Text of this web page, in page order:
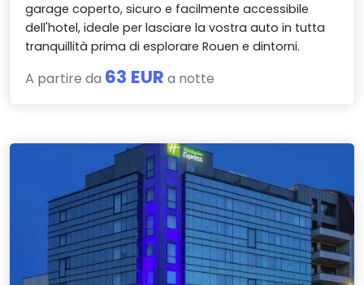
garage coperto, sicuro e facilmente accessibile
dell'hotel, ideale per lasciare la vostra auto in tutta
tranquillità prima di esplorare Rouen e dintorni.
A partire da 63 EUR a notte